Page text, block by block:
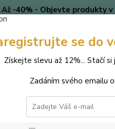
Až -40% - Objevte produkty
🎄 VÁNOCE Blog
Náramek z
se do
Získejte slevu až 12%... Stačí
Zadáním svého emailu